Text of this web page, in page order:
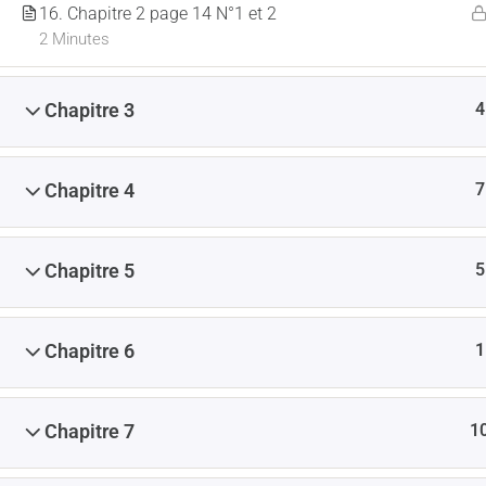
16. Chapitre 2 page 14 N°1 et 2
2 Minutes
Chapitre 3 4
Chapitre 4 7
Chapitre 5 5
Chapitre 6 1
Chapitre 7